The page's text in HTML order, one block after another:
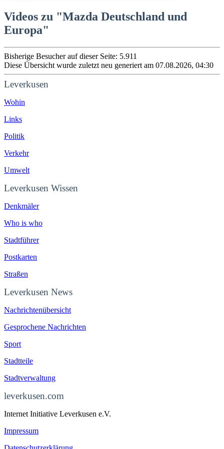
Videos zu "Mazda Deutschland und
Europa"
Bisherige Besucher auf dieser Seite: 5.911
Diese Übersicht wurde zuletzt neu generiert am 07.08.2026, 04:30
Leverkusen
Wohin
Links
Politik
Verkehr
Umwelt
Leverkusen Wissen
Denkmäler
Who is who
Stadtführer
Postkarten
Straßen
Leverkusen News
Nachrichtenübersicht
Gesprochene Nachrichten
Sport
Stadtteile
Stadtverwaltung
leverkusen.com
Internet Initiative Leverkusen e.V.
Impressum